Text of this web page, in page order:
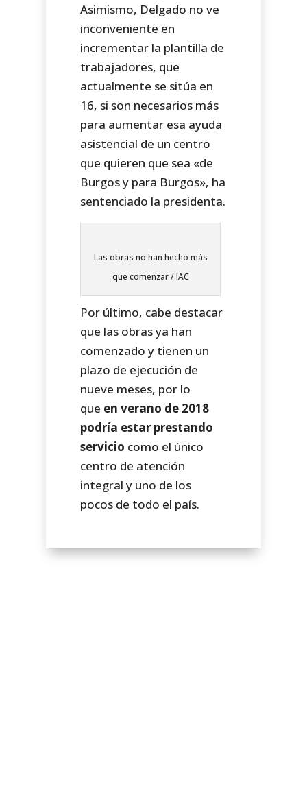
Asimismo, Delgado no ve
inconveniente en
incrementar la plantilla de
trabajadores, que
actualmente se sitúa en
16, si son necesarios más
para aumentar esa ayuda
asistencial de un centro
que quieren que sea «de
Burgos y para Burgos», ha
sentenciado la presidenta.
Las obras no han hecho más
que comenzar / IAC
Por último, cabe destacar
que las obras ya han
comenzado y tienen un
plazo de ejecución de
nueve meses, por lo
que en verano de 2018
podría estar prestando
servicio como el único
centro de atención
integral y uno de los
pocos de todo el país.